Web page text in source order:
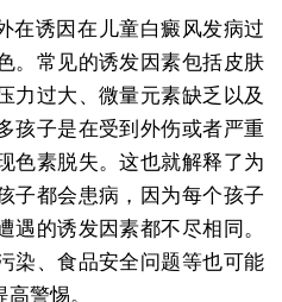
在诱因在儿童白癜风发病过
。常见的诱发因素包括皮肤
力过大、微量元素缺乏以及
孩子是在受到外伤或者严重
色素脱失。这也就解释了为
子都会患病，因为每个孩子
遇的诱发因素都不尽相同。
染、食品安全问题等也可能
警惕。